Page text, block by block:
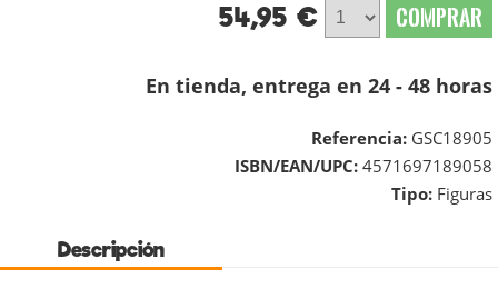
54,95 € COMPRAR
En tienda, entrega en 24 - 48 horas
Referencia: GSC18905
ISBN/EAN/UPC: 4571697189058
Tipo: Figuras
Descripción